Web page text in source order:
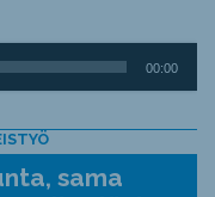
00:00
sama